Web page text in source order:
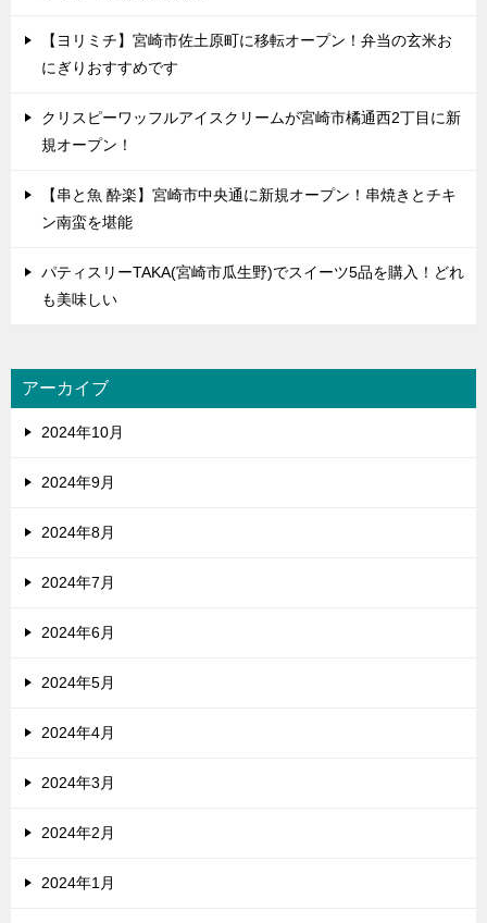
【ヨリミチ】宮崎市佐土原町に移転オープン！弁当の玄米お
にぎりおすすめです
クリスピーワッフルアイスクリームが宮崎市橘通西2丁目に新
規オープン！
【串と魚 酔楽】宮崎市中央通に新規オープン！串焼きとチキ
ン南蛮を堪能
パティスリーTAKA(宮崎市瓜生野)でスイーツ5品を購入！どれ
も美味しい
アーカイブ
2024年10月
2024年9月
2024年8月
2024年7月
2024年6月
2024年5月
2024年4月
2024年3月
2024年2月
2024年1月